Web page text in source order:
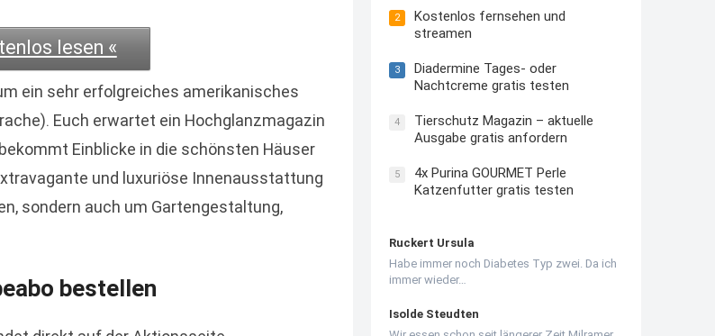
lesen «
ein sehr erfolgreiches amerikanisches
Euch erwartet ein Hochglanzmagazin
Einblicke in die schönsten Häuser
und luxuriöse Innenausstattung
sondern auch um Gartengestaltung,
bestellen
2
Kostenlos fernsehen und
streamen
3
Diadermine Tages- oder
Nachtcreme gratis testen
4
Tierschutz Magazin – aktuelle
Ausgabe gratis anfordern
5
4x Purina GOURMET Perle
Katzenfutter gratis testen
Ruckert Ursula
Habe immer noch Diabetes Typ zwei. Da ich
immer wieder…
Isolde Steudten